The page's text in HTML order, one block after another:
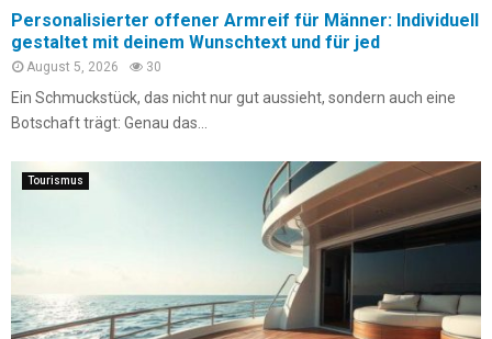
Personalisierter offener Armreif für Männer: Individuell
gestaltet mit deinem Wunschtext und für jed
August 5, 2026 30
Ein Schmuckstück, das nicht nur gut aussieht, sondern auch eine
Botschaft trägt: Genau das...
Tourismus